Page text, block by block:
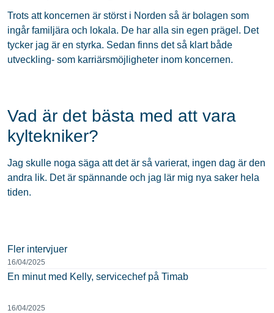
Fler intervjuer
16/04/2025
En minut med Kelly, servicechef på Timab
16/04/2025
Trots att koncernen är störst i Norden så är bolagen som
ingår familjära och lokala. De har alla sin egen prägel. Det
tycker jag är en styrka. Sedan finns det så klart både
utveckling- som karriärsmöjligheter inom koncernen.
Vad är det bästa med att vara
kyltekniker?
Jag skulle noga säga att det är så varierat, ingen dag är den
andra lik. Det är spännande och jag lär mig nya saker hela
tiden.